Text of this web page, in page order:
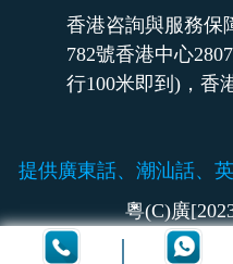
香港咨詢與服務保
782號香港中心
行100米即到)，香
提供廣東話、潮汕話、
粵(C)廣